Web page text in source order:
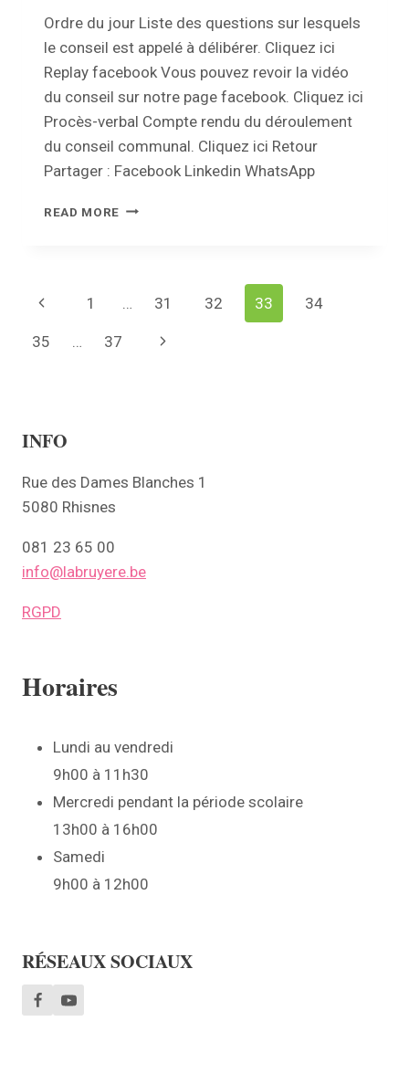
Ordre du jour Liste des questions sur lesquels
le conseil est appelé à délibérer. Cliquez ici
Replay facebook Vous pouvez revoir la vidéo
du conseil sur notre page facebook. Cliquez ici
Procès-verbal Compte rendu du déroulement
du conseil communal. Cliquez ici Retour
Partager : Facebook Linkedin WhatsApp
READ MORE CONSEIL
Page
navigation
Previous
Page
1 … 31 32 33 34
35 … 37
Next
INFO
Rue des Dames Blanches 1
5080 Rhisnes
081 23 65 00
info@labruyere.be
RGPD
Horaires
Lundi au vendredi
9h00 à 11h30
Mercredi pendant la période scolaire
13h00 à 16h00
Samedi
9h00 à 12h00
RÉSEAUX SOCIAUX